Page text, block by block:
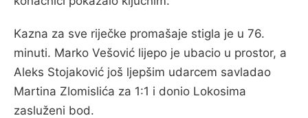
Kazna za sve riječke promašaje stigla je u 76.
minuti. Marko Vešović lijepo je ubacio u prostor, a
Aleks Stojaković još ljepšim udarcem savladao
Martina Zlomislića za 1:1 i donio Lokosima
zasluženi bod.